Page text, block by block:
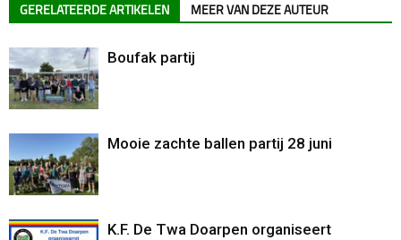
GERELATEERDE ARTIKELEN MEER VAN DEZE AUTEUR
Boufak partij
Mooie zachte ballen partij 28 juni
K.F. De Twa Doarpen organiseert